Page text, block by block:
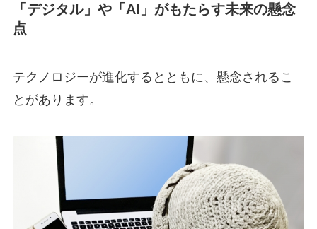
「デジタル」や「AI」がもたらす未来の懸念
点
テクノロジーが進化するとともに、懸念されるこ
とがあります。